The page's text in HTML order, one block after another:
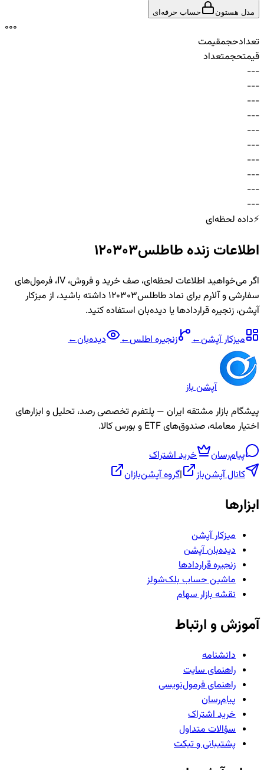
مدل هستون حساب حرفه‌ای
000
تعدادحجمقیمت
قیمتحجمتعداد
-
-
-
-
-
-
-
-
-
-
-
-
-
-
-
-
-
-
-
-
-
-
-
-
-
-
-
-
-
-
⚡داده لحظه‌ای
اطلاعات زنده طاطلس120303
اگر می‌خواهید اطلاعات لحظه‌ای، صف خرید و فروش، IV، فرمول‌های
سفارشی و آلارم برای نمادطاطلس120303
داشته باشید، از میزکار
آپشن، زنجیره قراردادها یا دیده‌بان استفاده کنید.
میزکار آپشن← زنجیرهاطلس← دیده‌بان←
آپشن باز
پیشگام بازار مشتقه ایران — پلتفرم تخصصی رصد، تحلیل و ابزارهای
اختیار معامله، صندوق‌های ETF و بورس کالا.
پیام‌رسان
خرید اشتراک
کانال آپشن‌باز
|گروه آپشن‌بازان
ابزارها
میزکار آپشن
دیده‌بان آپشن
زنجیره قراردادها
ماشین حساب بلک‌شولز
نقشه بازار سهام
آموزش و ارتباط
دانشنامه
راهنمای سایت
راهنمای فرمول‌نویسی
پیام‌رسان
خرید اشتراک
سؤالات متداول
پشتیبانی و تیکت